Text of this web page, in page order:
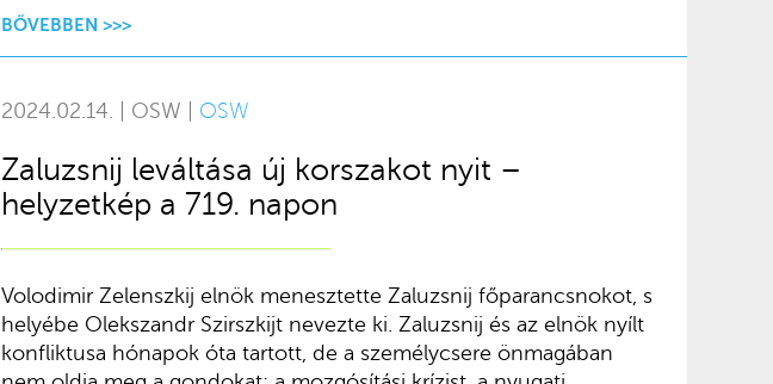
BŐVEBBEN >>>
2024.02.14. | OSW | OSW
Zaluzsnij leváltása új korszakot nyit –
helyzetkép a 719. napon
Volodimir Zelenszkij elnök menesztette Zaluzsnij főparancsnokot, s
helyébe Olekszandr Szirszkijt nevezte ki. Zaluzsnij és az elnök nyílt
konfliktusa hónapok óta tartott, de a személycsere önmagában